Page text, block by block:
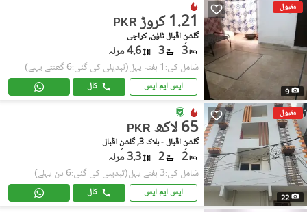
مقبول
9
PKR 1.21 کروڑ
گلشنِ اقبال ٹاؤن, کراچی
3
3 4.6 مرلہ
شامل کی:1 ہفتہ پہل (تبدیلی کی گئی:6 گھنٹے پہلے)
ایس ایم ایس کال
مقبول
22
PKR 65 لاکھ
گلشنِ اقبال - بلاک 3, گلشنِ اقبال
2
2 3.3 مرلہ
شامل کی:3 ہفتے پہل (تبدیلی کی گئی:6 دن پہلے)
ایس ایم ایس کال